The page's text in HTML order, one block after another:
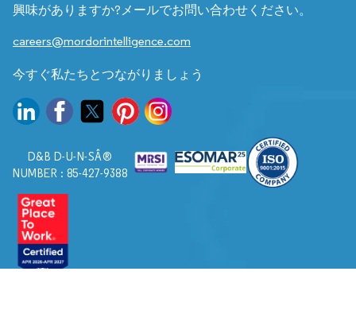
興味がありますか?メールでお問い合わせください。
careers@mordorintelligence.com
今すぐ私たちとつながりましょう
D&B D-U-N-SÂ®
NUMBER : 85-427-9388